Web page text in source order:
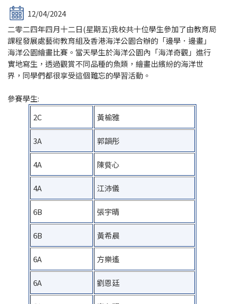
12/04/2024
二零二四年四月十二日(星期五)我校共十位學生參加了由教育局
課程發展處藝術教育組及香港海洋公園合辦的「邊學．邊畫」
海洋公園繪畫比賽。當天學生於海洋公園內「海洋奇觀」進行
實地寫生，透過觀賞不同品種的魚類，繪畫出繽紛的海洋世
界，同學們都很享受這個難忘的學習活動。
參賽學生:
2C
黃榆雅
3A 郭韻彤
4A 陳藖心
4A 江沛儀
6B 張宇晴
6B 黃希晨
6A 方樂遙
6A 劉恩廷